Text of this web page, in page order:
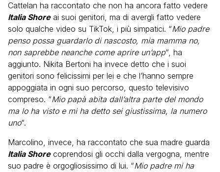
Cattelan ha raccontato che non ha ancora fatto vedere
Italia Shoreai suoi genitori, ma di avergli fatto vedere
solo qualche video su TikTok, i più simpatici. “Mio padre
penso possa guardarlo di nascosto, mia mamma no,
non saprebbe neanche come aprire un’app“, ha
aggiunto. Nikita Bertoni ha invece detto che i suoi
genitori sono felicissimi per lei e che l’hanno sempre
appoggiata in ogni suo percorso, questo televisivo
compreso. “Mio papà abita dall’altra parte del mondo
ma lo ha visto e mi ha detto sei giustissima, la numero
uno“.
Marcolino, invece, ha raccontato che sua madre guarda
Italia Shorecoprendosi gli occhi dalla vergogna, mentre
suo padre è orgogliosissimo di lui. “Mio padre mi ha